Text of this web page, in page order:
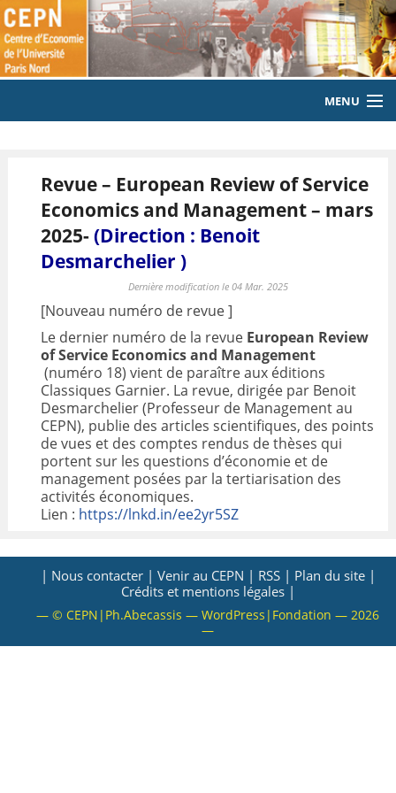
MENU
LE LABORATOIRE
MEMBRES
EQUIPE
EVENEMENTS
LABORATOIRE CITOYEN
VALORISATION
ARCHIVES
Revue – European Review of Service
Economics and Management – mars
2025-(Direction : Benoit
Desmarchelier )
Dernière modification le 04 Mar. 2025
[Nouveau numéro de revue ]
Le dernier numéro de la revue European Review
of Service Economics and Management
(numéro 18) vient de paraître aux éditions
Classiques Garnier. La revue, dirigée par Benoit
Desmarchelier (Professeur de Management au
CEPN), publie des articles scientifiques, des points
de vues et des comptes rendus de thèses qui
portent sur les questions d’économie et de
management posées par la tertiarisation des
activités économiques.
Lien : https://lnkd.in/ee2yr5SZ
| Nous contacter | Venir au CEPN | RSS | Plan du site |
Crédits et mentions légales |
— © CEPN|Ph.Abecassis — WordPress|Fondation — 2026
—